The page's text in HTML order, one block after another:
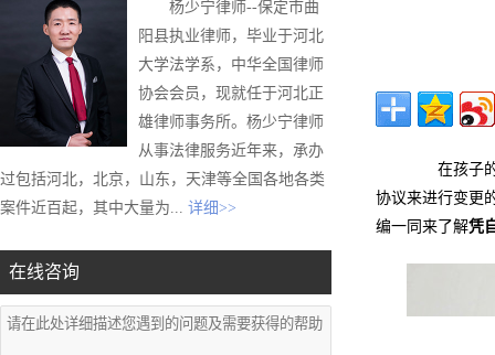
杨少宁律师--保定市曲
阳县执业律师，毕业于河北
大学法学系，中华全国律师
协会会员，现就任于河北正
雄律师事务所。杨少宁律师
从事法律服务近年来，承办
过包括河北，北京，山东，天津等全国各地各类
案件近百起，其中大量为... 详细>>
在线咨询
在孩子的
协议来进行变更
编一同来了解凭